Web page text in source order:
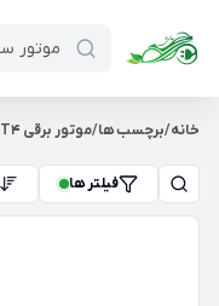
خانه/برچسب ها/موتور برقی EST4
فیلتر ها